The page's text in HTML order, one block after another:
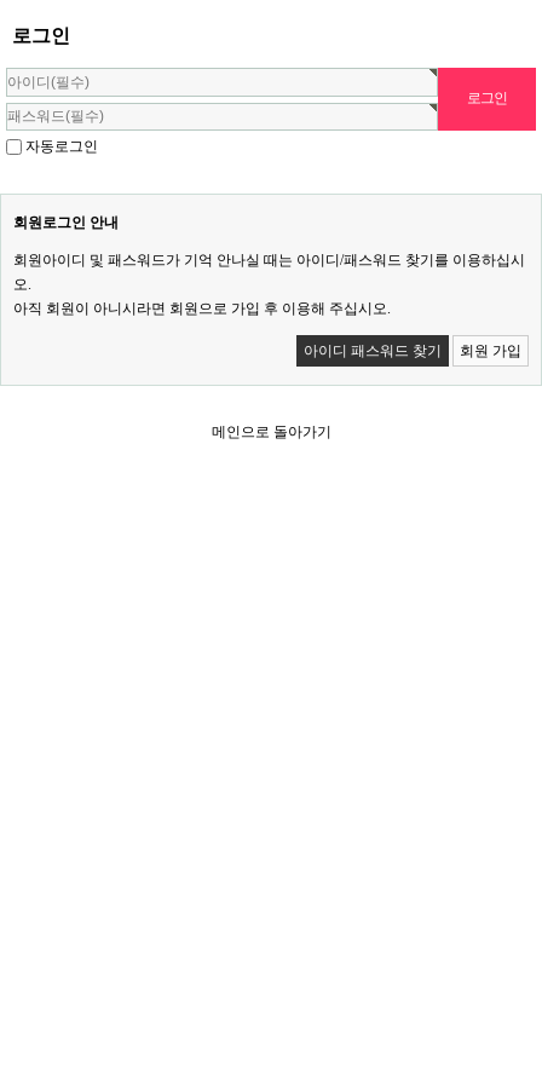
로그인
자동로그인
회원로그인 안내
회원아이디 및 패스워드가 기억 안나실 때는 아이디/패스워드 찾기를 이용하십시
오.
아직 회원이 아니시라면 회원으로 가입 후 이용해 주십시오.
아이디 패스워드 찾기 회원 가입
메인으로 돌아가기